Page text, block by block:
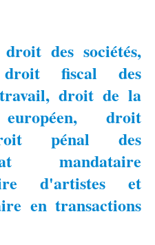
des sociétés,
droit fiscal des
droit de la
droit
pénal des
mandataire
d'artistes et
en transactions